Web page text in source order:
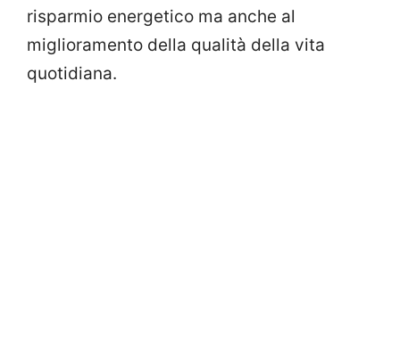
risparmio energetico ma anche al
miglioramento della qualità della vita
quotidiana.